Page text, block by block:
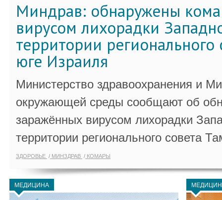
Миндрав: обнаружены
вирусом лихорадки
территории регионального
юге Израиля
Министерство здравоохранения и
окружающей среды сообщают об
заражённых вирусом лихорадки
территории регионального совета
ЗДОРОВЬЕ МИНЗДРАВ КОМАРЫ
МЕДИЦИНА